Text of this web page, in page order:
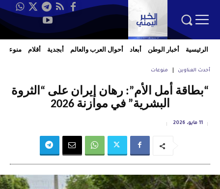
الرئيسية أخبار الوطن أبعاد أحوال العرب والعالم أبجدية أقلام منوعات
أحدث العناوين منوعات
“بطاقة أمل الأم”: رهان إيران على “الثروة
البشرية” في موازنة 2026
11 مايو، 2026